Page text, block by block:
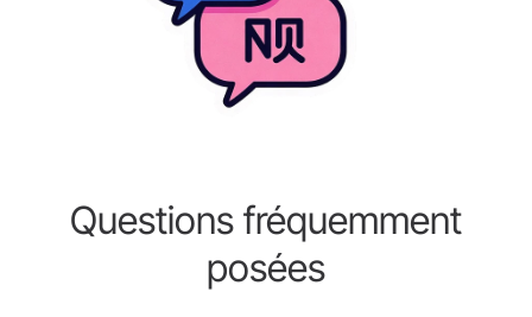
Questions fréquemment
posées